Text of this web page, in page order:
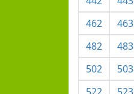
462
463
482
483
502
503